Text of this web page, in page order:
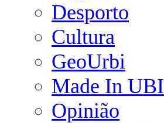
Desporto
Cultura
GeoUrbi
Made In UBI
Opinião